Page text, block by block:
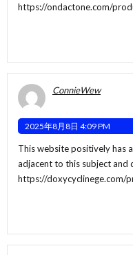
https://ondactone.com/
ConnieWew
2025年8月8日 4:09 PM
This website positively has
adjacent to this subject and
https://doxycyclinege.com/